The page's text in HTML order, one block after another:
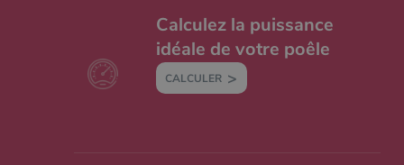
Calculez la puissance
idéale de votre poêle
CALCULER